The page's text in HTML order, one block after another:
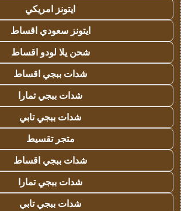
ايتونز امريكي
ايتونز سعودي اقساط
شحن يلا لودو اقساط
شدات ببجي اقساط
شدات ببجي تمارا
شدات ببجي تابي
متجر تقسيط
شدات ببجي اقساط
شدات ببجي تمارا
شدات ببجي تابي